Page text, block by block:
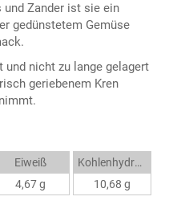
und Zander ist sie ein
gedünstetem Gemüse
nicht zu lange gelagert
geriebenem Kren
Eiweiß
4,67 g
Kohlenhydrate
10,68 g